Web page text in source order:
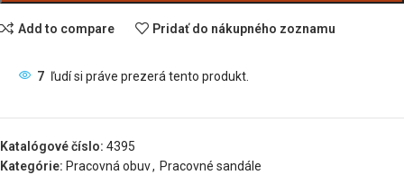
Add to compare Pridať do nákupného zoznamu
7 ľudí si práve prezerá tento produkt.
Katalógové číslo: 4395
Kategórie: Pracovná obuv, Pracovné sandále